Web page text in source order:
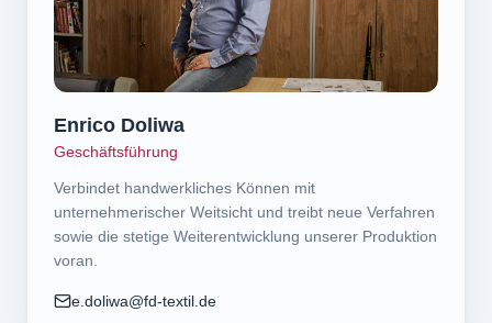
Enrico Doliwa
Geschäftsführung
Verbindet handwerkliches Können mit
unternehmerischer Weitsicht und treibt neue Verfahren
sowie die stetige Weiterentwicklung unserer Produktion
voran.
e.doliwa@fd-textil.de